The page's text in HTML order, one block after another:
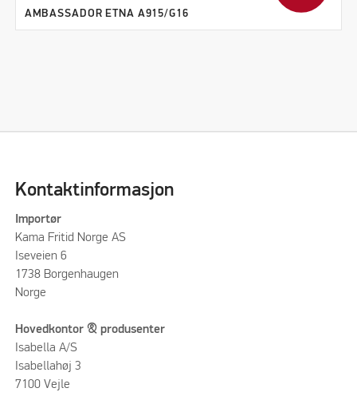
AMBASSADOR ETNA A915/G16
Kontaktinformasjon
Importør
Kama Fritid Norge AS
Iseveien 6
1738 Borgenhaugen
Norge
Hovedkontor & produsenter
Isabella A/S
Isabellahøj 3
7100 Vejle